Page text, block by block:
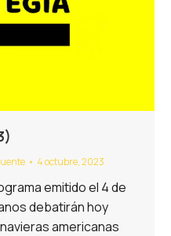
4 octubre, 2023
emitido el 4 de
debatirán hoy
americanas